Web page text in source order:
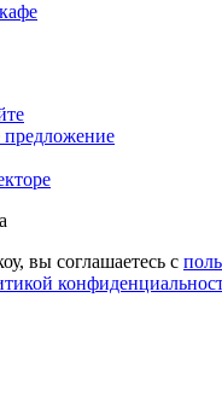
предложение
вы соглашаетесь с